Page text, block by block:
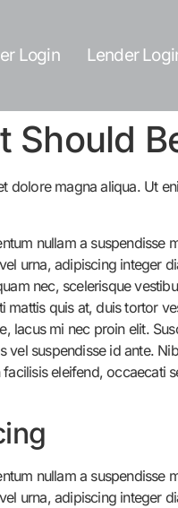
Login Lender
Should
magna aliqua. Ut
nullam a suspendisse
urna, adipiscing integer
nec, scelerisque
quis at, duis tortor
lacus mi nec proin elit.
suspendisse id ante.
eleifend, occaecati
nullam a suspendisse
urna, adipiscing integer